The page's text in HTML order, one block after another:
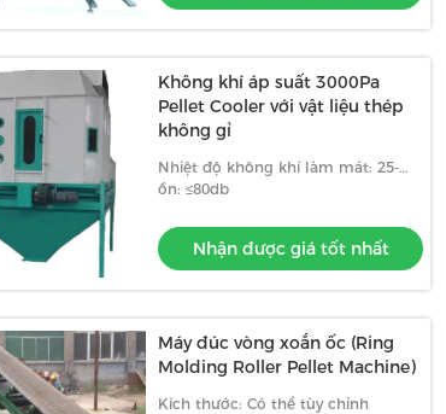
Không khí áp suất 3000Pa
Pellet Cooler với vật liệu thép
không gỉ
Nhiệt độ không khí làm mát: 25-
30°C
ồn: ≤80db
Nhận được giá tốt nhất
Máy đúc vòng xoắn ốc (Ring
Molding Roller Pellet Machine)
Kích thước: Có thể tùy chỉnh